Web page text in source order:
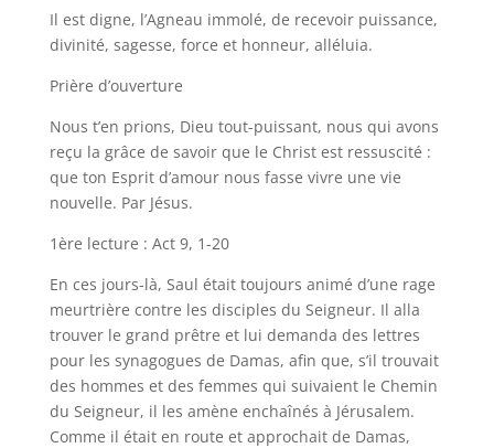
Il est digne, l’Agneau immolé, de recevoir puissance,
divinité, sagesse, force et honneur, alléluia.
Prière d’ouverture
Nous t’en prions, Dieu tout-puissant, nous qui avons
reçu la grâce de savoir que le Christ est ressuscité :
que ton Esprit d’amour nous fasse vivre une vie
nouvelle. Par Jésus.
1ère lecture : Act 9, 1-20
En ces jours-là, Saul était toujours animé d’une rage
meurtrière contre les disciples du Seigneur. Il alla
trouver le grand prêtre et lui demanda des lettres
pour les synagogues de Damas, afin que, s’il trouvait
des hommes et des femmes qui suivaient le Chemin
du Seigneur, il les amène enchaînés à Jérusalem.
Comme il était en route et approchait de Damas,